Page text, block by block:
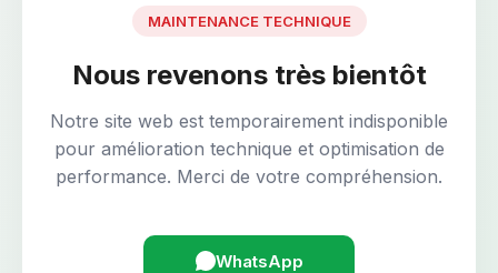
MAINTENANCE TECHNIQUE
Nous revenons très bientôt
Notre site web est temporairement indisponible
pour amélioration technique et optimisation de
performance. Merci de votre compréhension.
WhatsApp